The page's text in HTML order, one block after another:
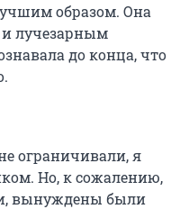
образом. Она
лучезарным
до конца, что
ограничивали, я
Но, к сожалению,
вынуждены были